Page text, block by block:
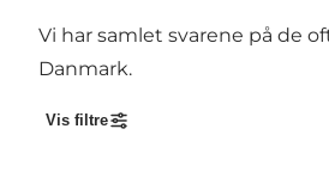
Vi har samlet svarene på de
Danmark.
Vis filtre